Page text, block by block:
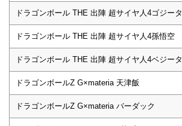
ドラゴンボール THE 出陣 超サイヤ人4ゴジータ
ドラゴンボール THE 出陣 超サイヤ人4孫悟空
ドラゴンボール THE 出陣 超サイヤ人4ベジータ
ドラゴンボールZ G×materia 天津飯
ドラゴンボールZ G×materia バーダック